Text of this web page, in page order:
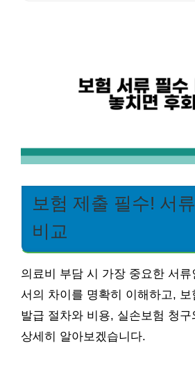
보험 제출 필수! 서
비교
의료비 부담 시 가장 중요한 서
서의 차이를 명확히 이해하고,
발급 절차와 비용, 실손보험 청구
상세히 알아보겠습니다.